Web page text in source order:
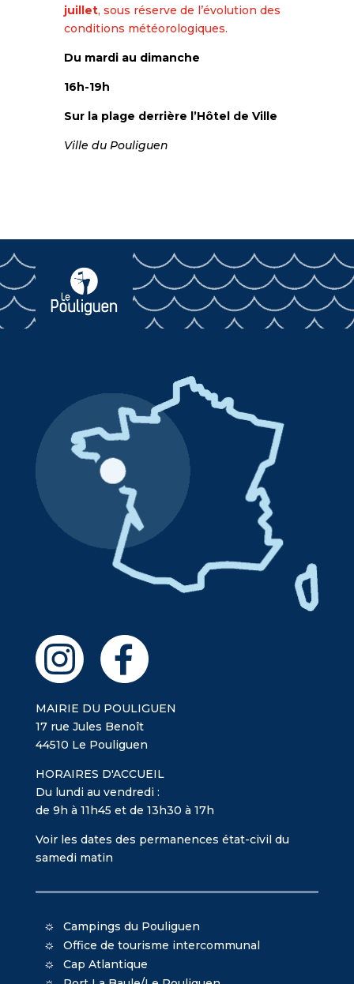
juillet, sous réserve de l’évolution des
conditions météorologiques.
Du mardi au dimanche
16h-19h
Sur la plage derrière l’Hôtel de Ville
Ville du Pouliguen
MAIRIE DU POULIGUEN
17 rue Jules Benoît
44510 Le Pouliguen
HORAIRES D'ACCUEIL
Du lundi au vendredi :
de 9h à 11h45 et de 13h30 à 17h
Voir les dates des permanences état-civil du
samedi matin
Campings du Pouliguen
Office de tourisme intercommunal
Cap Atlantique